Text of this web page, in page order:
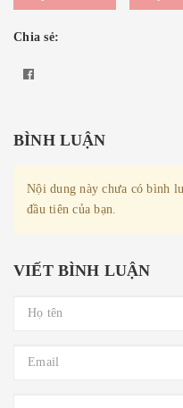
Chia sẻ:
BÌNH LUẬN
Nội dung này chưa có bình
đầu tiên của bạn.
VIẾT BÌNH LUẬN